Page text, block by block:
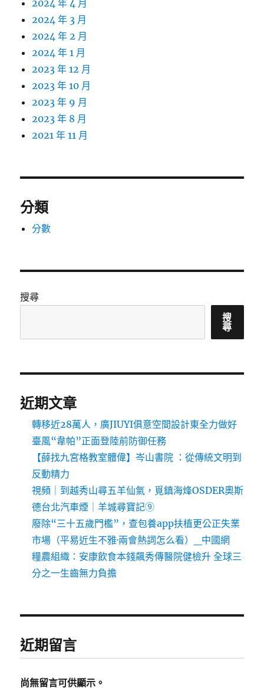
2024 年 4 月
2024 年 3 月
2024 年 2 月
2024 年 1 月
2023 年 12 月
2023 年 10 月
2023 年 9 月
2023 年 8 月
2021 年 11 月
分類
分數
搜尋
搜
尋
近期文章
轉移近28萬人，廣JIUYI俱意空間設計東全力做好
臺風“韋帕”正面登陸前防御任務
【薛找九宮格教室體偉】岑山書院 ：從傳統文明到
反動精力
視頻｜到越秀山尋五羊仙氣，覓鎮海烽OSDER奧斯
德台北汽車煙｜羊城尋寶記⑨
廢除“三十五歲門檻”，查包養app扶植更公正失業
市場（平易近生不雅·兩會熱詞怎么看）_中國網
糧農組織：安康飲食本錢飆秀傳醫院健檢升 全球三
分之一生齒無力負擔
近期留言
尚無留言可供顯示。